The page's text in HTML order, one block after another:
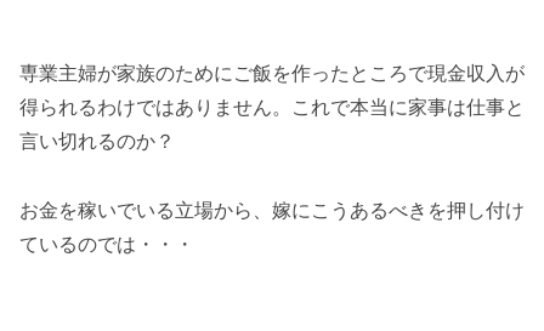
専業主婦が家族のためにご飯を作ったところで現金収入が
得られるわけではありません。これで本当に家事は仕事と
言い切れるのか？
お金を稼いでいる立場から、嫁にこうあるべきを押し付け
ているのでは・・・